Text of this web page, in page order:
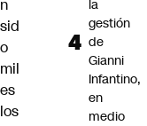
n
sid
o
mil
es
los
la
gestión
de
Gianni
Infantino,
en
medio